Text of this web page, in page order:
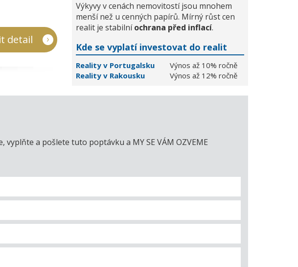
detail
Výkyvy v cenách nemovitostí jsou mnohem
menší než u cenných papírů. Mírný růst cen
realit je stabilníochrana před inflací.
Kde se vyplatí investovat do realit
Reality v Portugalsku
Výnos až 10% ročně
Reality v Rakousku
Výnos až 12% ročně
a pošlete tuto poptávku a MY SE VÁM OZVEME